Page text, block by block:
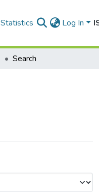
Statistics Log In
Search